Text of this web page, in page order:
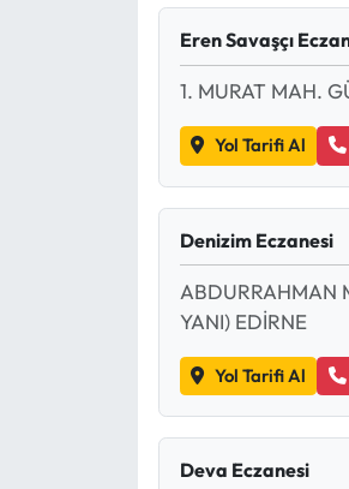
Eren Savaşçı
1. MURAT MAH.
Yol Tarifi Al
Denizim Eczanesi
ABDURRAHMAN
YANI) EDİRNE
Yol Tarifi Al
Deva Eczanesi
Kargı Haberleri
Kültür Sanat
Laçin Haberleri